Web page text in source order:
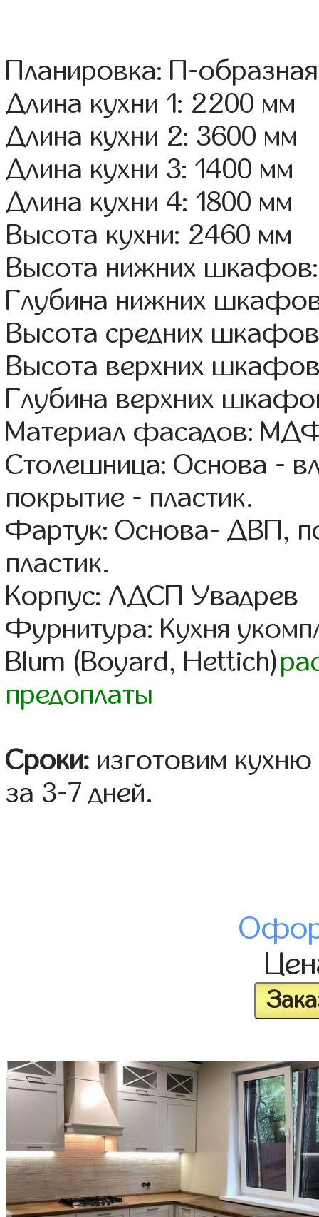
Планировка: П-образная
Длина кухни 1: 2200 мм
Длина кухни 2: 3600 мм
Длина кухни 3: 1400 мм
Длина кухни 4: 1800 мм
Высота кухни: 2460 мм
Высота нижних
Глубина нижних
Высота средних
Высота верхних
Глубина верхних
Материал фасадов:
Столешница: Основа -
покрытие - пластик.
Фартук: Основа- ДВП,
пластик.
Корпус: ЛДСП Увадрев
Фурнитура: Кухня
Blum (Boyard, Hettich)
предоплаты
Сроки: изготовим
за 3-7 дней.